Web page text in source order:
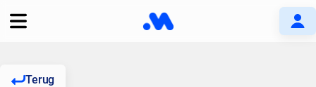
Terug